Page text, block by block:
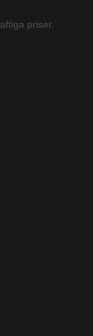
enkel -
priser.